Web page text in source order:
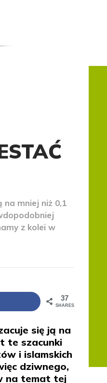
na mniej niż 0,1
z kolei w
37
SHARES
się ją na
te szacunki
i islamskich
dziwnego,
na temat tej